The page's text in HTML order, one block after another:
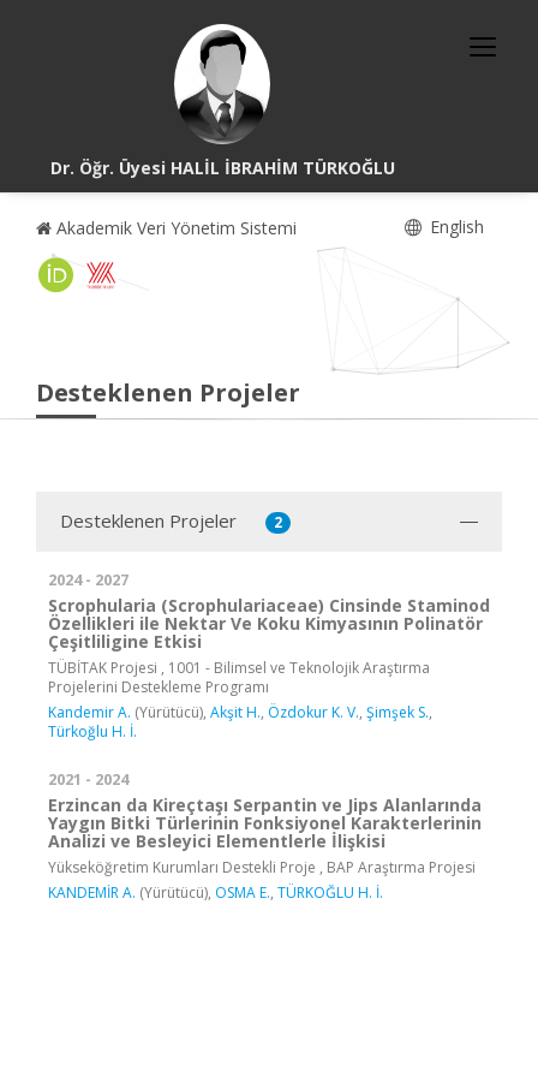
Dr. Öğr. Üyesi HALİL İBRAHİM TÜRKOĞLU
Akademik Veri Yönetim Sistemi English
Desteklenen Projeler
Desteklenen Projeler 2
2024 - 2027
Scrophularia (Scrophulariaceae) Cinsinde Staminod
Özellikleri ile Nektar Ve Koku Kimyasının Polinatör
Çeşitliligine Etkisi
TÜBİTAK Projesi , 1001 - Bilimsel ve Teknolojik Araştırma
Projelerini Destekleme Programı
Kandemir A. (Yürütücü), Akşit H., Özdokur K. V., Şimşek S.,
Türkoğlu H. İ.
2021 - 2024
Erzincan da Kireçtaşı Serpantin ve Jips Alanlarında
Yaygın Bitki Türlerinin Fonksiyonel Karakterlerinin
Analizi ve Besleyici Elementlerle İlişkisi
Yükseköğretim Kurumları Destekli Proje , BAP Araştırma Projesi
KANDEMİR A. (Yürütücü), OSMA E., TÜRKOĞLU H. İ.